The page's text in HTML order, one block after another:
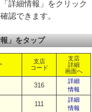
詳細情報」をクリック
認できます。
」をタップ
支店
コード
支店
詳細
画面へ
316
詳細
情報
111
詳細
情報